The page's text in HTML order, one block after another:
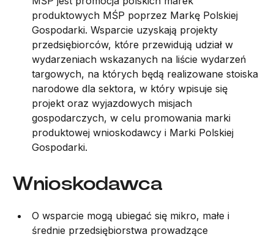
produktowych MŚP poprzez Markę Polskiej
Gospodarki. Wsparcie uzyskają projekty
przedsiębiorców, które przewidują udział w
wydarzeniach wskazanych na liście wydarzeń
targowych, na których będą realizowane stoiska
narodowe dla sektora, w który wpisuje się
projekt oraz wyjazdowych misjach
gospodarczych, w celu promowania marki
produktowej wnioskodawcy i Marki Polskiej
Gospodarki.
Wnioskodawca
O wsparcie mogą ubiegać się mikro, małe i
średnie przedsiębiorstwa prowadzące